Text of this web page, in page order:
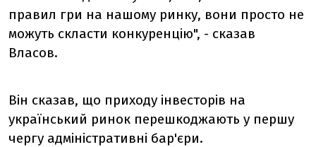
правил гри на нашому ринку, вони просто не
можуть скласти конкуренцію", - сказав
Власов.
Він сказав, що приходу інвесторів на
український ринок перешкоджають у першу
чергу адміністративні бар'єри.